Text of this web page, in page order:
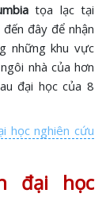
tọa lạc tại
đây để nhận
những khu vực
nhà của hơn
đại học của 8
học nghiên cứu
đại học